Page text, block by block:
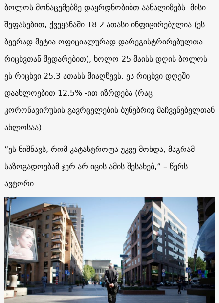
ბოლოს მონაცემებზე დაყრდნობიბთ აანალიზებს. მისი
შეფასებით, ქვეყანაში 18.2 ათასი ინფიცირებულია (ეს
ბევრად მეტია ოფიციალურად დარეგისტრირებულთა
რიცხვთან შედარებით), ხოლო 25 მაისს დღის ბოლოს
ეს რიცხვი 25.3 ათასს მიაღწევს. ეს რიცხვი დღეში
დაახლოებით 12.5% ​​-ით იზრდება (რაც
კორონავირუსის გავრცელების ბუნებრივ მაჩვენებელთან
ახლოსაა).
”ეს ნიშნავს, რომ კატასტროფა უკვე მოხდა, მაგრამ
საზოგადოებამ ჯერ არ იცის ამის შესახებ,” – წერს
ავტორი.